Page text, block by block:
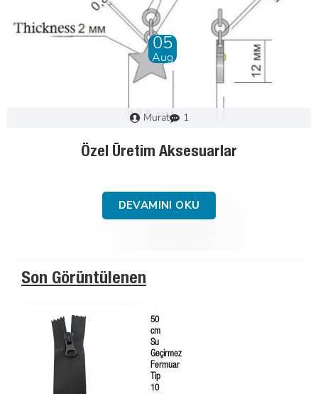
28
Dec
Murat 0
Fermuar Nasıl Seçilir : Adım Adım Kılavuz
DEVAMINI OKU
Son Görüntülenen
50
cm
Su
Geçirmez
Fermuar
Tip
10